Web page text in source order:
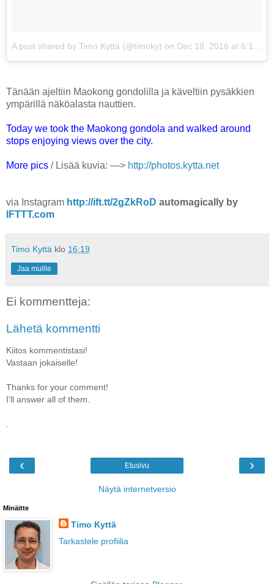
A post shared by Timo Kyttä (@timoky) on Dec 18, 2016 at 6:19am PST
Tänään ajeltiin Maokong gondolilla ja käveltiin pysäkkien
ympärillä näköalasta nauttien.
Today we took the Maokong gondola and walked around
stops enjoying views over the city.
More pics / Lisää kuvia: —> http://photos.kytta.net
via Instagram http://ift.tt/2gZkRoD automagically by
IFTTT.com
Timo Kyttä klo 16:19
Jaa muille
Ei kommentteja:
Lähetä kommentti
Kiitos kommentistasi!
Vastaan jokaiselle!
Thanks for your comment!
I'll answer all of them.
.
‹ ›
Etusivu
Näytä internetversio
Minäitte
Timo Kyttä
Tarkastele profiilia